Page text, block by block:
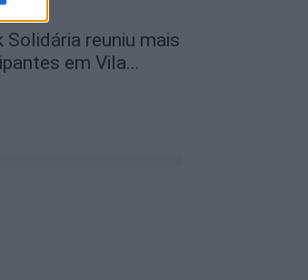
Solidária reuniu mais
em Vila...